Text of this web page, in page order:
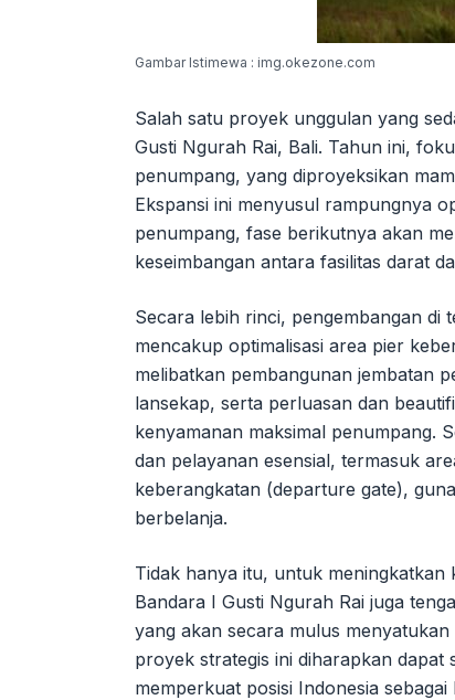
Gambar Istimewa : img.okezone.com
Salah satu proyek unggulan yang
Gusti Ngurah Rai, Bali. Tahun ini,
penumpang, yang diproyeksikan
Ekspansi ini menyusul rampungnya
penumpang, fase berikutnya akan
keseimbangan antara fasilitas darat
Secara lebih rinci, pengembangan di
mencakup optimalisasi area pier
melibatkan pembangunan jembatan
lansekap, serta perluasan dan
kenyamanan maksimal penumpang.
dan pelayanan esensial, termasuk
keberangkatan (departure gate),
berbelanja.
Tidak hanya itu, untuk
Bandara I Gusti Ngurah Rai juga
yang akan secara mulus
proyek strategis ini diharapkan dapat
memperkuat posisi Indonesia